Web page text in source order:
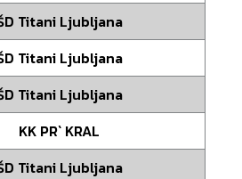
Titani Ljubljana
Titani Ljubljana
Titani Ljubljana
KK PR` KRAL
Titani Ljubljana